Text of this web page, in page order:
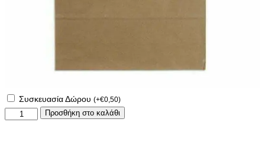
Συσκευασία Δώρου (+€0,50)
Προσθήκη στο καλάθι